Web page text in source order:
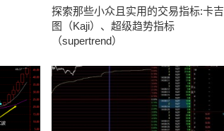
探索那些小众且实用的交易指标:卡吉
图（Kaji）、超级趋势指标
（supertrend）